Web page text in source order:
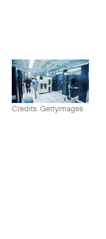
Credits: Gettyimages